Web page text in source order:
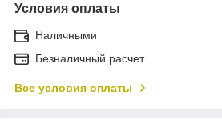
Условия оплаты
Наличными
Безналичный расчет
Все условия оплаты